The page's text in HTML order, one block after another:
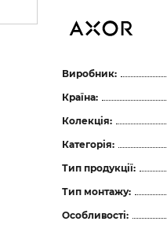
Виробник:
Країна:
Колекція:
Категорія:
Тип продукції:
Тип монтажу:
Особливості: